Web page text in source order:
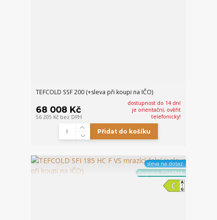
TEFCOLD SSF 200 (+sleva při koupi na IČO)
68 008 Kč
56 205 Kč bez DPH
dostupnost do 14 dní
je orientační, ověřit
telefonicky!
Přidat do košíku
sleva na dotaz
Doprava ZDARMA